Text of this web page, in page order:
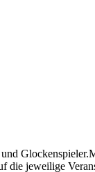
die jeweilige